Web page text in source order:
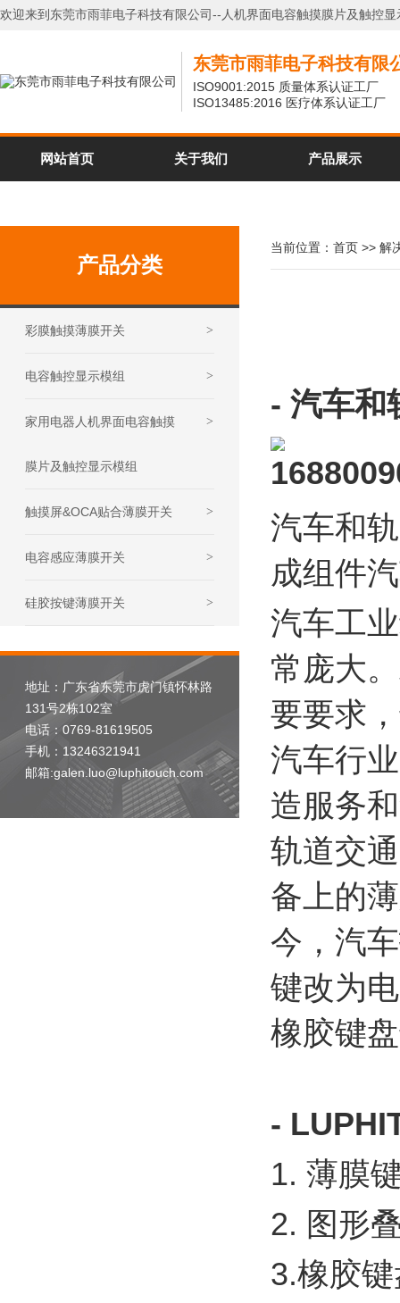
欢迎来到东莞市雨菲电子科技有限公司--人机界面电容触摸膜片及触控显
东莞市雨菲电子科技有限
ISO9001:2015 质量体系认证工厂
ISO13485:2016 医疗体系认证工厂
网站首页 关于我们 产品展示
产品分类
彩膜触摸薄膜开关 >
电容触控显示模组 >
家用电器人机界面电容触摸
膜片及触控显示模组
>
触摸屏&OCA贴合薄膜开关 >
电容感应薄膜开关 >
硅胶按键薄膜开关 >
地址：广东省东莞市虎门镇怀林路
131号2栋102室
电话：0769-81619505
手机：13246321941
邮箱:galen.luo@luphitouch.com
当前位置： 首页 >> 解
- 汽车和
汽车和
成组件
汽车工
常庞大
要要求
汽车行
造服务
轨道交
备上的
今，汽
键改为
橡胶键
-
1. 薄膜
2. 图形
3.橡胶